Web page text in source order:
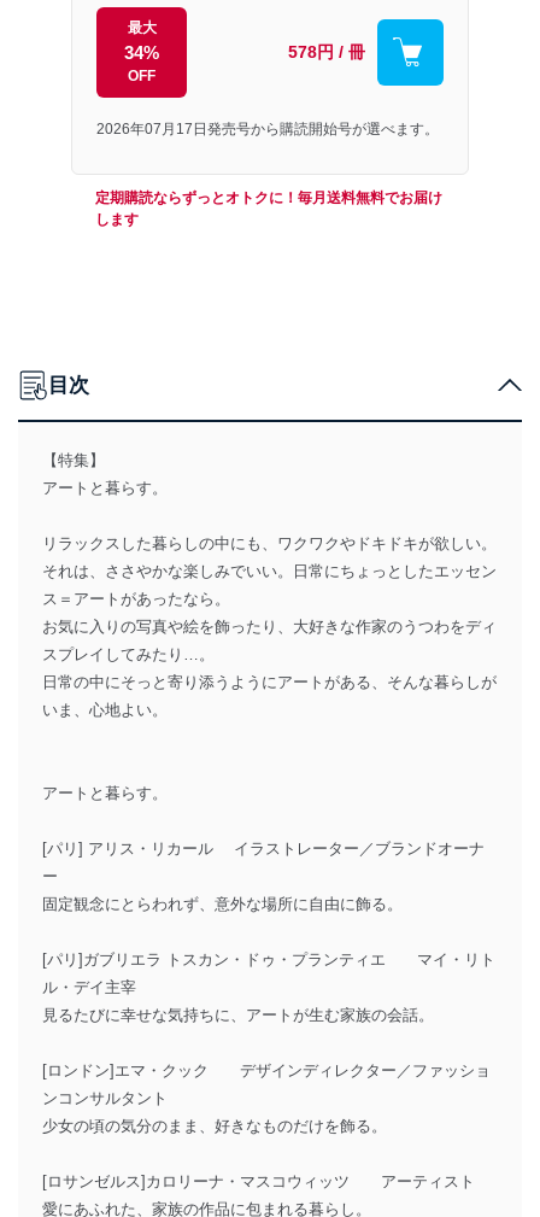
最大
34%
OFF
578円 / 冊
2026年07月17日発売号から購読開始号が選べます。
定期購読ならずっとオトクに！毎月送料無料でお届け
します
目次
【特集】
アートと暮らす。
リラックスした暮らしの中にも、ワクワクやドキドキが欲しい。
それは、ささやかな楽しみでいい。日常にちょっとしたエッセン
ス＝アートがあったなら。
お気に入りの写真や絵を飾ったり、大好きな作家のうつわをディ
スプレイしてみたり…。
日常の中にそっと寄り添うようにアートがある、そんな暮らしが
いま、心地よい。
アートと暮らす。
[パリ] アリス・リカール イラストレーター／ブランドオーナ
ー
固定観念にとらわれず、意外な場所に自由に飾る。
[パリ]ガブリエラ トスカン・ドゥ・プランティエ マイ・リト
ル・デイ主宰
見るたびに幸せな気持ちに、アートが生む家族の会話。
[ロンドン]エマ・クック デザインディレクター／ファッショ
ンコンサルタント
少女の頃の気分のまま、好きなものだけを飾る。
[ロサンゼルス]カロリーナ・マスコウィッツ アーティスト
愛にあふれた、家族の作品に包まれる暮らし。